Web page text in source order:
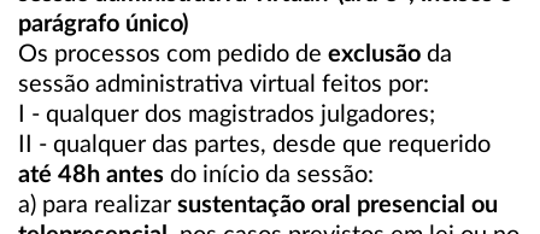
parágrafo único)
Os processos com pedido de exclusão da
sessão administrativa virtual feitos por:
I - qualquer dos magistrados julgadores;
II - qualquer das partes, desde que requerido
até 48h antes do início da sessão:
a) para realizar sustentação oral presencial ou